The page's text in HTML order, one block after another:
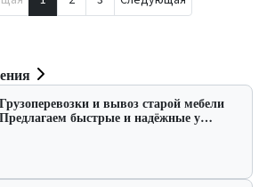
Грузоперевозки и вывоз старой мебели
Предлагаем быстрые и надёжные у…